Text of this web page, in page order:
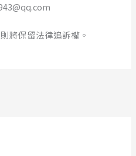
將保留法律追訴權。